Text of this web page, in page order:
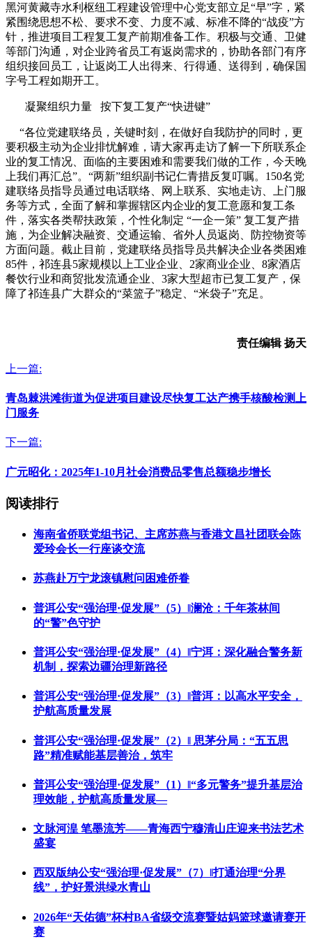
黑河黄藏寺水利枢纽工程建设管理中心党支部立足“早”字，紧
紧围绕思想不松、要求不变、力度不减、标准不降的“战疫”方
针，推进项目工程复工复产前期准备工作。积极与交通、卫健
等部门沟通，对企业跨省员工有返岗需求的，协助各部门有序
组织接回员工，让返岗工人出得来、行得通、送得到，确保国
字号工程如期开工。
凝聚组织力量 按下复工复产“快进键”
“各位党建联络员，关键时刻，在做好自我防护的同时，更
要积极主动为企业排忧解难，请大家再走访了解一下所联系企
业的复工情况、面临的主要困难和需要我们做的工作，今天晚
上我们再汇总”。“两新”组织副书记仁青措反复叮嘱。150名党
建联络员指导员通过电话联络、网上联系、实地走访、上门服
务等方式，全面了解和掌握辖区内企业的复工意愿和复工条
件，落实各类帮扶政策，个性化制定 “一企一策” 复工复产措
施，为企业解决融资、交通运输、省外人员返岗、防控物资等
方面问题。截止目前，党建联络员指导员共解决企业各类困难
85件，祁连县5家规模以上工业企业、2家商业企业、8家酒店
餐饮行业和商贸批发流通企业、3家大型超市已复工复产，保
障了祁连县广大群众的“菜篮子”稳定、“米袋子”充足。
责任编辑 扬天
上一篇:
青岛棘洪滩街道为促进项目建设尽快复工达产携手核酸检测上
门服务
下一篇:
广元昭化：2025年1-10月社会消费品零售总额稳步增长
阅读排行
海南省侨联党组书记、主席苏燕与香港文昌社团联会陈
爱玲会长一行座谈交流
苏燕赴万宁龙滚镇慰问困难侨眷
普洱公安“强治理·促发展”（5）‖澜沧：千年茶林间
的“警”色守护
普洱公安“强治理·促发展”（4）‖宁洱：深化融合警务新
机制，探索边疆治理新路径
普洱公安“强治理·促发展”（3）‖普洱：以高水平安全，
护航高质量发展
普洱公安“强治理·促发展”（2）‖ 思茅分局：“五五思
路”精准赋能基层善治，筑牢
普洱公安“强治理·促发展”（1）‖“多元警务”提升基层治
理效能，护航高质量发展—
文脉河湟 笔墨流芳——青海西宁穆清山庄迎来书法艺术
盛宴
西双版纳公安“强治理·促发展”（7）‖打通治理“分界
线”，护好景洪绿水青山
2026年“天佑德”杯村BA省级交流赛暨姑妈篮球邀请赛开
赛